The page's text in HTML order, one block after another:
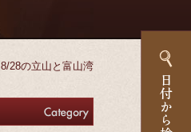
8/28の立山と富山湾